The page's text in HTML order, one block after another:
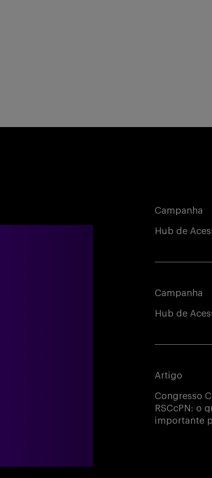
Campanha
Hub de
Campanha
Hub de
Artigo
Congresso
RSCcPN: o
importante